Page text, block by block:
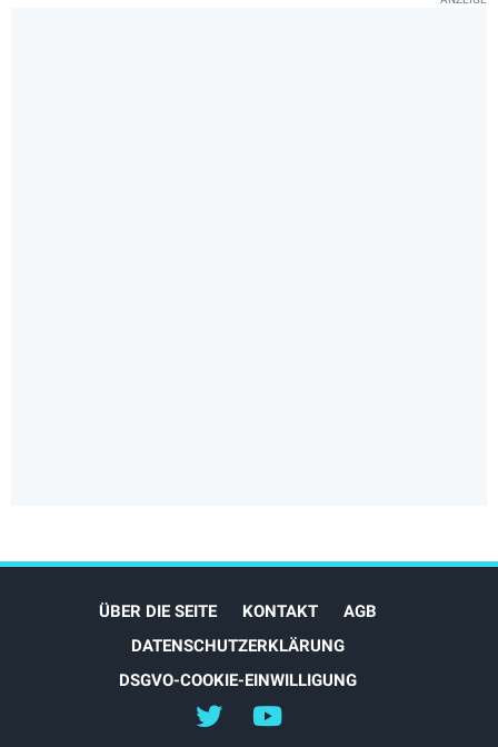
ÜBER DIE SEITE KONTAKT
AGB
DATENSCHUTZERKLÄRUNG
DSGVO-COOKIE-EINWILLIGUNG
@myEVreview